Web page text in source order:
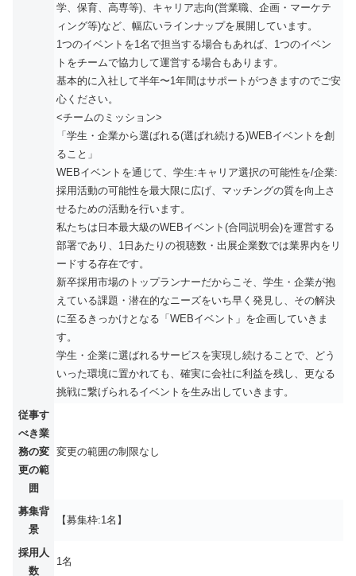
学、保育、高専等)、キャリア志向(営業職、企画・マーケテ
ィング等)など、幅広いラインナップを展開しています。
1つのイベントを1名で担当する場合もあれば、1つのイベン
トをチームで協力して運営する場合もあります。
基本的に入社して半年〜1年間はサポートがつきますのでご安
心ください。
<チームのミッション>
「学生・企業から選ばれる(選ばれ続ける)WEBイベントを創
ること」
WEBイベントを通じて、学生:キャリア選択の可能性を/企業:
採用活動の可能性を最大限に広げ、マッチングの質を向上さ
せるための活動を行います。
私たちは日本最大級のWEBイベント(合同説明会)を運営する
部署であり、1日あたりの視聴数・出展企業数では業界内をリ
ードする存在です。
新卒採用市場のトップランナーだからこそ、学生・企業が抱
えている課題・潜在的なニーズをいち早く発見し、その解決
に至るきっかけとなる「WEBイベント」を企画していきま
す。
学生・企業に選ばれるサービスを実現し続けることで、どう
いった環境に置かれても、確実に会社に利益を残し、更なる
挑戦に繋げられるイベントを生み出していきます。
従事す
べき業
務の変
更の範
囲
変更の範囲の制限なし
募集背
景
【募集枠:1名】
採用人
数
1名